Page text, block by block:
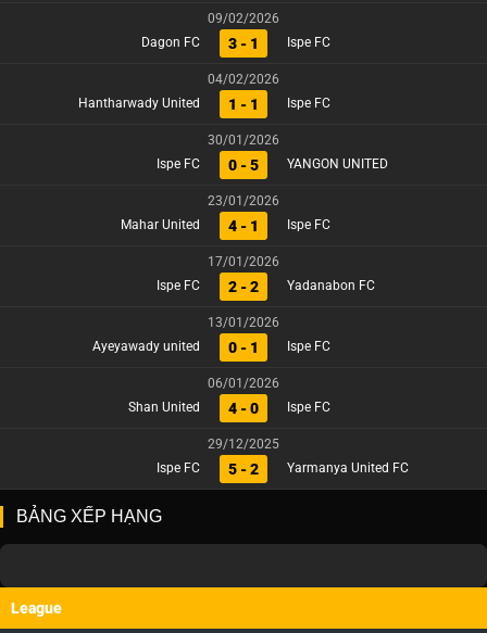
09/02/2026
Dagon FC
3 - 1 Ispe FC
04/02/2026
Hantharwady United
1 - 1 Ispe FC
30/01/2026
Ispe FC
0 - 5 YANGON UNITED
23/01/2026
Mahar United
4 - 1 Ispe FC
17/01/2026
Ispe FC
2 - 2 Yadanabon FC
13/01/2026
Ayeyawady united
0 - 1 Ispe FC
06/01/2026
Shan United
4 - 0 Ispe FC
29/12/2025
Ispe FC
5 - 2 Yarmanya United FC
BẢNG XẾP HẠNG
League